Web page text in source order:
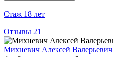
Стаж 18 лет
Отзывы 21
Михневич Алексей Валерьевич